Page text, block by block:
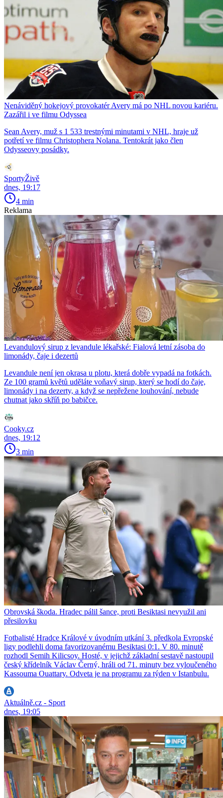
Nenáviděný hokejový provokatér Avery má po NHL novou kariéru.
Zazářil i ve filmu Odyssea
Sean Avery, muž s 1 533 trestnými minutami v NHL, hraje už
potřetí ve filmu Christophera Nolana. Tentokrát jako člen
Odysseovy posádky.
SportyŽivě
dnes, 19:17
4 min
Reklama
Levandulový sirup z levandule lékařské: Fialová letní zásoba do
limonády, čaje i dezertů
Levandule není jen okrasa u plotu, která dobře vypadá na fotkách.
Ze 100 gramů květů uděláte voňavý sirup, který se hodí do čaje,
limonády i na dezerty, a když se nepřežene louhování, nebude
chutnat jako skříň po babičce.
Cooky.cz
dnes, 19:12
3 min
Obrovská škoda. Hradec pálil šance, proti Besiktasi nevyužil ani
přesilovku
Fotbalisté Hradce Králové v úvodním utkání 3. předkola Evropské
ligy podlehli doma favorizovanému Besiktasi 0:1. V 80. minutě
rozhodl Semih Kilicsoy. Hosté, v jejichž základní sestavě nastoupil
český křídelník Václav Černý, hráli od 71. minuty bez vyloučeného
Kassouma Ouattary. Odveta je na programu za týden v Istanbulu.
Aktuálně.cz - Sport
dnes, 19:05